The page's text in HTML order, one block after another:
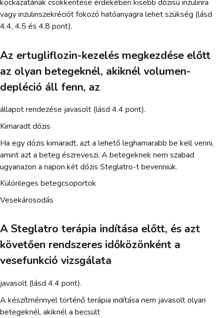
kockázatának csökkentése érdekében kisebb dózisú inzulinra
vagy inzulinszekréciót fokozó hatóanyagra lehet szükség (lásd
4.4, 4.5 és 4.8 pont).
Az ertugliflozin-kezelés megkezdése előtt
az olyan betegeknél, akiknél volumen-
depléció áll fenn, az
állapot rendezése javasolt (lásd 4.4 pont).
Kimaradt dózis
Ha egy dózis kimaradt, azt a lehető leghamarabb be kell venni,
amint azt a beteg észreveszi. A betegeknek nem szabad
ugyanazon a napon két dózis Steglatro-t bevenniük.
Különleges betegcsoportok
Vesekárosodás
A Steglatro terápia indítása előtt, és azt
követően rendszeres időközönként a
vesefunkció vizsgálata
javasolt (lásd 4.4 pont).
A készítménnyel történő terápia indítása nem javasolt olyan
betegeknél, akiknél a becsült